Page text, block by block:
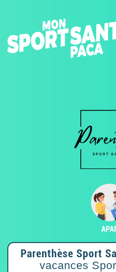
Parenthèse Sport
vacances